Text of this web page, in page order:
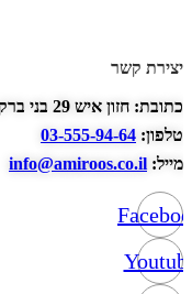
יצירת קשר
כתובת: חזון איש 29 בני ברק
טלפון: 03-555-94-64
מייל: info@amiroos.co.il